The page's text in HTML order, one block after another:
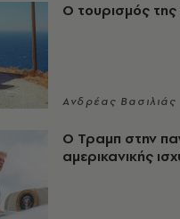
Ο τουρισμός
Ανδρέας Βασιλιάς
Ο Τραμπ στην
αμερικανικής